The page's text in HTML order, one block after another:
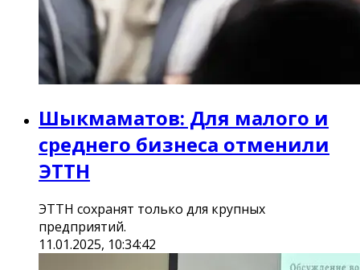
Шыкмаматов: Для малого и
среднего бизнеса отменили
ЭТТН
ЭТТН сохранят только для крупных
предприятий.
11.01.2025, 10:34:42